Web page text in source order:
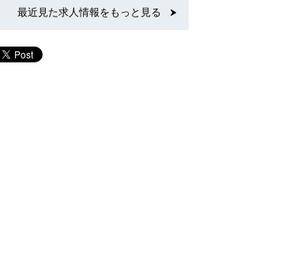
最近見た求人情報をもっと見る